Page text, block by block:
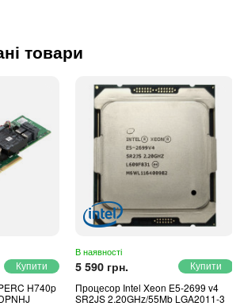
товари
H740p
В наявності
5 590 грн.
Процесор Intel Xeon E5-2699 v4
SR2JS 2.20GHz/55Mb LGA2011-3